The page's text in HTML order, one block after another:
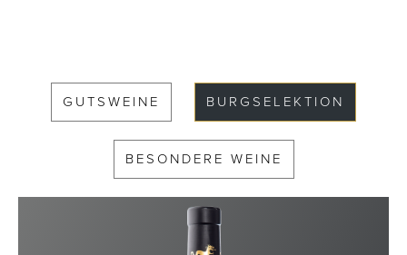
GUTSWEINE BURGSELEKTION
BESONDERE WEINE